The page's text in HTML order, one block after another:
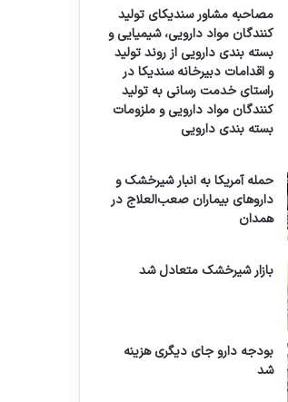
مصاحبه مشاور سندیکای تولید
کنندگان مواد دارویی، شیمیایی و
بسته بندی دارویی از روند تولید
و اقدامات دبیرخانه سندیکا در
راستای خدمت رسانی به تولید
کنندگان مواد دارویی و ملزومات
بسته بندی دارویی
حمله آمریکا به انبار شیرخشک و
داروهای بیماران صعب‌العلاج در
همدان
بازار شیرخشک متعادل شد
بودجه دارو جای دیگری هزینه
شد